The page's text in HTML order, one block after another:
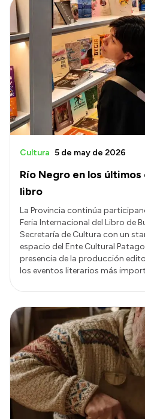
Río Negro en los
libro
Cultura 5 de may de 2026
La Provincia continúa
Feria Internacional del Libro de
Secretaría de Cultura con un
espacio del Ente Cultural
presencia de la producción
los eventos literarios más